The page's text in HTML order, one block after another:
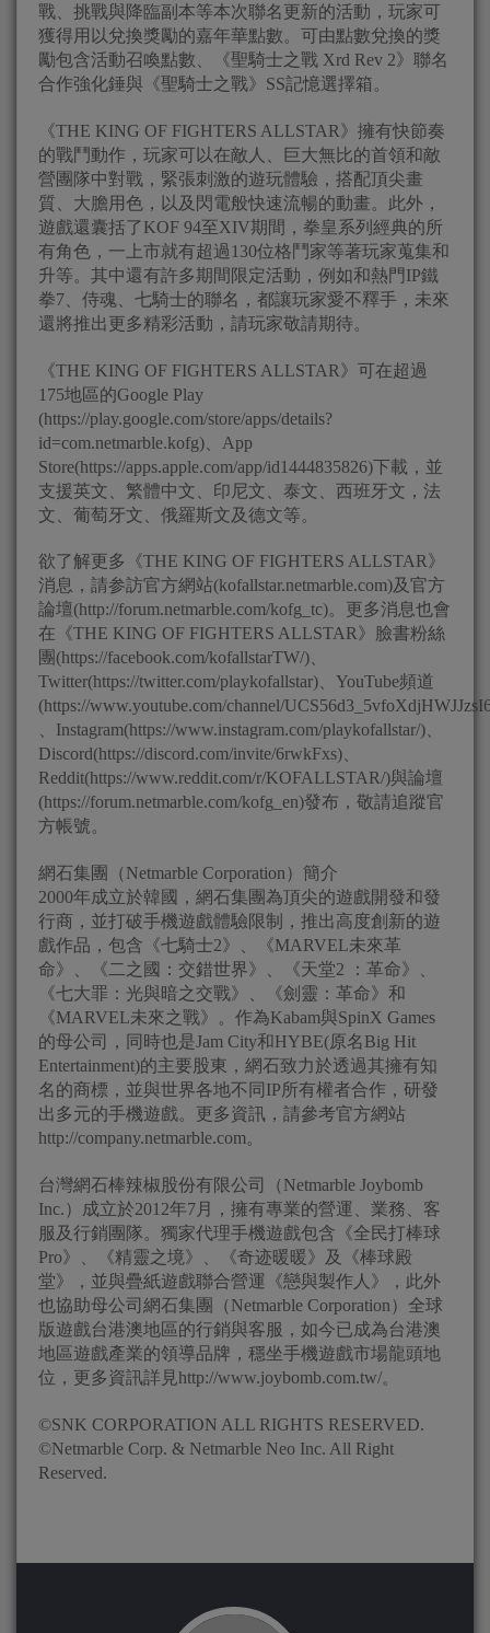
戰、挑戰與降臨副本等本次聯名更新的活動，玩家可
獲得用以兌換獎勵的嘉年華點數。可由點數兌換的獎
勵包含活動召喚點數、《聖騎士之戰 Xrd Rev 2》聯名
合作強化錘與《聖騎士之戰》SS記憶選擇箱。
《THE KING OF FIGHTERS ALLSTAR》擁有快節奏
的戰鬥動作，玩家可以在敵人、巨大無比的首領和敵
營團隊中對戰，緊張刺激的遊玩體驗，搭配頂尖畫
質、大膽用色，以及閃電般快速流暢的動畫。此外，
遊戲還囊括了KOF 94至XIV期間，拳皇系列經典的所
有角色，一上市就有超過130位格鬥家等著玩家蒐集和
升等。其中還有許多期間限定活動，例如和熱門IP鐵
拳7、侍魂、七騎士的聯名，都讓玩家愛不釋手，未來
還將推出更多精彩活動，請玩家敬請期待。
《THE KING OF FIGHTERS ALLSTAR》可在超過
175地區的Google Play
(https://play.google.com/store/apps/details?
id=com.netmarble.kofg)、App
Store(https://apps.apple.com/app/id1444835826)下載，並
支援英文、繁體中文、印尼文、泰文、西班牙文，法
文、葡萄牙文、俄羅斯文及德文等。
欲了解更多《THE KING OF FIGHTERS ALLSTAR》
消息，請参訪官方網站(kofallstar.netmarble.com)及官方
論壇(http://forum.netmarble.com/kofg_tc)。更多消息也會
在《THE KING OF FIGHTERS ALLSTAR》臉書粉絲
團(https://facebook.com/kofallstarTW/)、
Twitter(https://twitter.com/playkofallstar)、YouTube頻道
(https://www.youtube.com/channel/
、Instagram(https://www.instagram.com/playkofallstar/)、
Discord(https://discord.com/invite/6rwkFxs)、
Reddit(https://www.reddit.com/r/KOFALLSTAR/)與論壇
(https://forum.netmarble.com/kofg_en)發布，敬請追蹤官
方帳號。
網石集團（Netmarble Corporation）簡介
2000年成立於韓國，網石集團為頂尖的遊戲開發和發
行商，並打破手機遊戲體驗限制，推出高度創新的遊
戲作品，包含《七騎士2》、《MARVEL未來革
命》、《二之國：交錯世界》、《天堂2 ：革命》、
《七大罪：光與暗之交戰》、《劍靈：革命》和
《MARVEL未來之戰》。作為Kabam與SpinX Games
的母公司，同時也是Jam City和HYBE(原名Big Hit
Entertainment)的主要股東，網石致力於透過其擁有知
名的商標，並與世界各地不同IP所有權者合作，研發
出多元的手機遊戲。更多資訊，請參考官方網站
http://company.netmarble.com。
台灣網石棒辣椒股份有限公司（Netmarble Joybomb
Inc.）成立於2012年7月，擁有專業的營運、業務、客
服及行銷團隊。獨家代理手機遊戲包含《全民打棒球
Pro》、《精靈之境》、《奇迹暖暖》及《棒球殿
堂》，並與疊紙遊戲聯合營運《戀與製作人》，此外
也協助母公司網石集團（Netmarble Corporation）全球
版遊戲台港澳地區的行銷與客服，如今已成為台港澳
地區遊戲產業的領導品牌，穩坐手機遊戲市場龍頭地
位，更多資訊詳見http://www.joybomb.com.tw/。
©SNK CORPORATION ALL RIGHTS RESERVED.
©Netmarble Corp. & Netmarble Neo Inc. All Right
Reserved.